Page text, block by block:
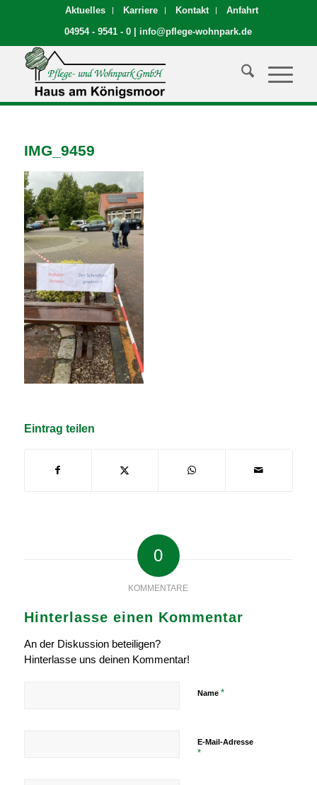
Aktuelles Karriere Kontakt
Anfahrt
04954 - 9541 - 0
info@pflege-wohnpark.de
IMG_9459
Eintrag teilen
0
KOMMENTARE
Hinterlasse einen Kommentar
An der Diskussion beteiligen?
Hinterlasse uns deinen Kommentar!
Name *
E-Mail-Adresse
*